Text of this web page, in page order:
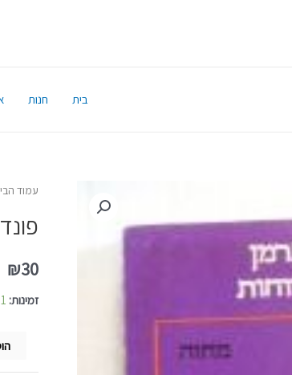
בית חנות
עמוד
₪30
זמינות: 1 במלאי